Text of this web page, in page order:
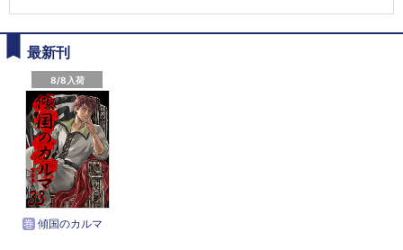
最新刊
8/8入荷
巻 傾国のカルマ